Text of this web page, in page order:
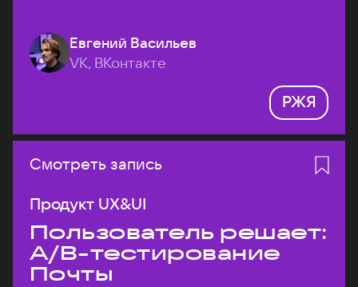
Евгений Васильев
VK, ВКонтакте
РЖЯ
Смотреть запись
Продукт UX&UI
Пользователь решает:
A/B-тестирование
Почты